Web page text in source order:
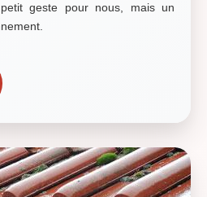
geste pour nous, mais un